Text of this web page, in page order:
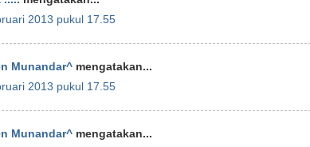
2013 pukul 17.55
Munandar^ mengatakan...
2013 pukul 17.55
Munandar^ mengatakan...